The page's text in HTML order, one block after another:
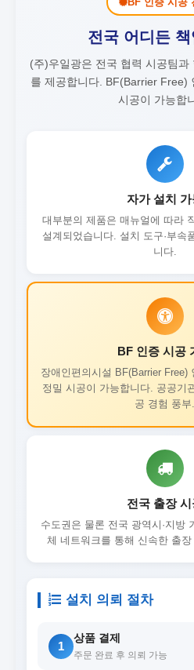
전국 어디든
(주)우일광은 전국 협력 시공팀과
를 제공합니다. BF(Barrier Free)
시공이 가능합
자가 설치 가
대부분의 제품은 매뉴얼에 따라
설계되었습니다. 설치 도구·부속
니다.
BF 인증 시공
장애인편의시설 BF(Barrier Free)
정밀 시공이 가능합니다. 공공기
공 경험 풍부.
전국 출장 시
수도권은 물론 전국 광역시·지방
체 네트워크를 통해 신속한 출
설치 의뢰 절차
1
상품 결제
주문 완료 후 의뢰 가능